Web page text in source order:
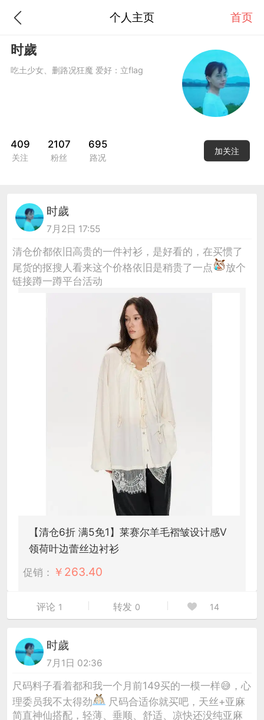
个人主页 首页
时歲
吃土少女、删路况狂魔 爱好：立flag
409
关注
2107
粉丝
695
路况
加关注
时歲
7月2日 17:55
清仓价都依旧高贵的一件衬衫，是好看的，在买惯了
尾货的抠搜人看来这个价格依旧是稍贵了一点
放个
链接蹲一蹲平台活动
【清仓6折 满5免1】莱赛尔羊毛褶皱设计感V
领荷叶边蕾丝边衬衫
促销： ￥ 263.40
评论 1 转发 0 14
时歲
7月1日 02:36
尺码料子看着都和我一个月前149买的一模一样😅，心
理委员我不太得劲
尺码合适你就买吧，天丝+亚麻
简直神仙搭配，轻薄、垂顺、舒适、凉快还没纯亚麻